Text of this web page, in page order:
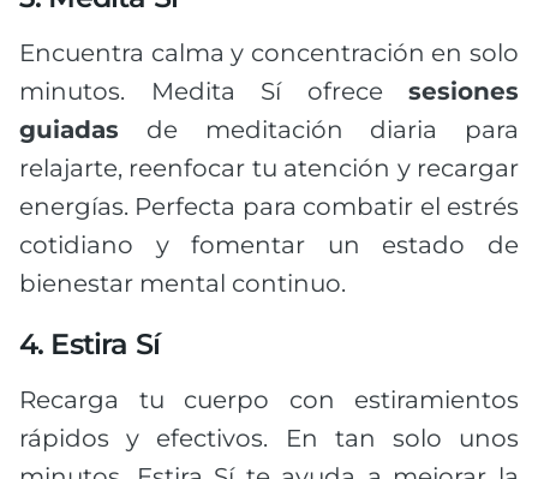
Encuentra calma y concentración en solo
minutos. Medita Sí ofrece sesiones
guiadas de meditación diaria para
relajarte, reenfocar tu atención y recargar
energías. Perfecta para combatir el estrés
cotidiano y fomentar un estado de
bienestar mental continuo.
4. Estira Sí
Recarga tu cuerpo con estiramientos
rápidos y efectivos. En tan solo unos